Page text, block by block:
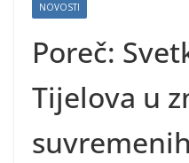
NOVOSTI
Poreč:
Tijelova u